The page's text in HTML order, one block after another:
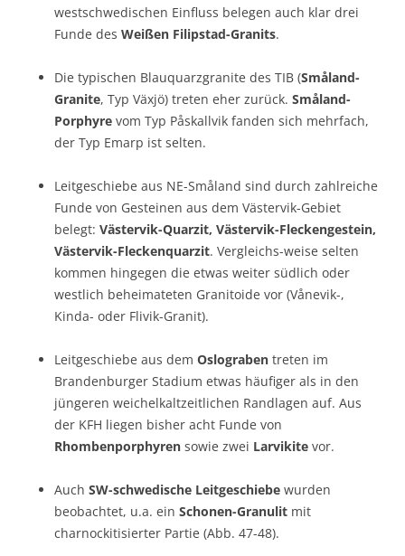
westschwedischen Einfluss belegen auch klar drei
Funde des Weißen Filipstad-Granits.
Die typischen Blauquarzgranite des TIB (Småland-
Granite, Typ Växjö) treten eher zurück. Småland-
Porphyre vom Typ Påskallvik fanden sich mehrfach,
der Typ Emarp ist selten.
Leitgeschiebe aus NE-Småland sind durch zahlreiche
Funde von Gesteinen aus dem Västervik-Gebiet
belegt: Västervik-Quarzit, Västervik-Fleckengestein,
Västervik-Fleckenquarzit. Vergleichs-weise selten
kommen hingegen die etwas weiter südlich oder
westlich beheimateten Granitoide vor (Vånevik-,
Kinda- oder Flivik-Granit).
Leitgeschiebe aus dem Oslograben treten im
Brandenburger Stadium etwas häufiger als in den
jüngeren weichelkaltzeitlichen Randlagen auf. Aus
der KFH liegen bisher acht Funde von
Rhombenporphyren sowie zwei Larvikite vor.
Auch SW-schwedische Leitgeschiebe wurden
beobachtet, u.a. ein Schonen-Granulit mit
charnockitisierter Partie (Abb. 47-48).